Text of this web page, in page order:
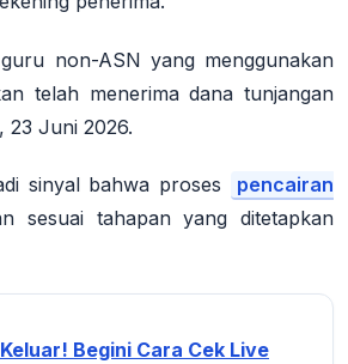
non-ASN yang menggunakan
telah menerima dana tunjangan
23 Juni 2026.
sinyal bahwa proses
pencairan
sesuai tahapan yang ditetapkan
Begini Cara Cek Live